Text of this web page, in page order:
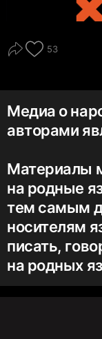
53
Медиа о
авторами
Материалы
на родные
тем самым
носителям
писать,
на родных